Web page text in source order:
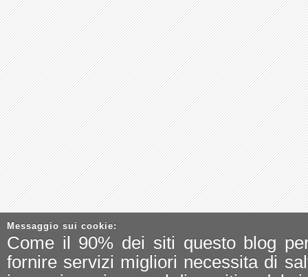
Messaggio sui cookie:
Come il 90% dei siti questo blog
fornire servizi migliori necessita di